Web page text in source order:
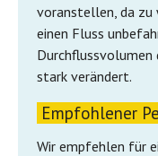
voranstellen, da zu
einen Fluss
Durchflussvolumen
stark verändert.
Empfohlener
Wir empfehlen für